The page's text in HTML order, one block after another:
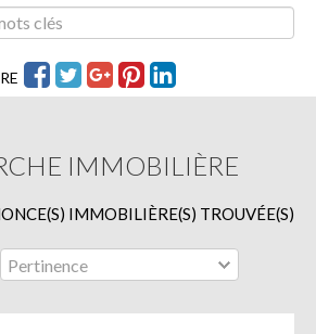
IMMOBILIÈRE
IMMOBILIÈRE(S) TROUVÉE(S)